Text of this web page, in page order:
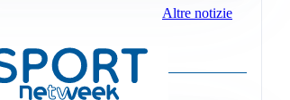
Altre notizie